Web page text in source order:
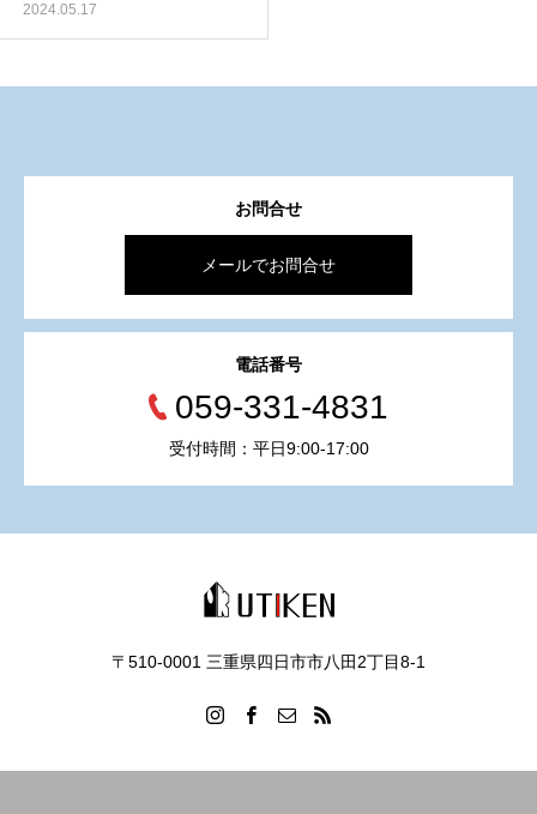
2024.05.17
お問合せ
メールでお問合せ
電話番号
059-331-4831
受付時間：平日9:00-17:00
〒510-0001 三重県四日市市八田2丁目8‐1